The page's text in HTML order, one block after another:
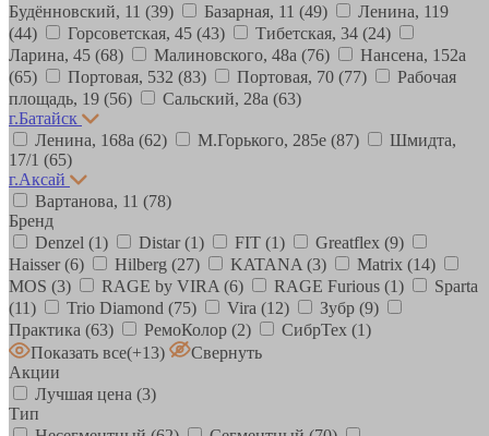
Будённовский, 11 (39) Базарная, 11 (49)
Ленина, 119
(44)
Горсоветская, 45 (43) Тибетская, 34 (24)
Ларина, 45 (68) Малиновского, 48а (76)
Нансена, 152а
(65)
Портовая, 532 (83) Портовая, 70 (77)
Рабочая
площадь, 19 (56) Сальский, 28a (63)
г.Батайск
Ленина, 168а (62) М.Горького, 285е (87)
Шмидта,
17/1 (65)
г.Аксай
Вартанова, 11 (78)
Бренд
Denzel (1) Distar(1) FIT (1) Greatflex (9)
Haisser(6) Hilberg (27) KATANA (3) Matrix (14)
MOS (3) RAGE by VIRA (6) RAGE Furious (1)
Sparta
(11)
Trio Diamond (75) Vira (12) Зубр (9)
Практика (63) РемоКолор (2) СибрТех (1)
Показать все(+13)
Свернуть
Акции
Лучшая цена (3)
Тип